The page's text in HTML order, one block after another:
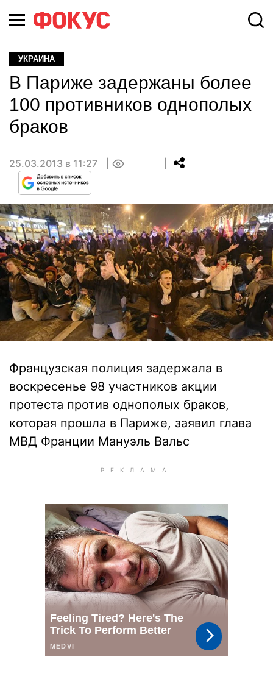
УКРАИНА
В Париже задержаны более
100 противников однополых
браков
25.03.2013 в 11:27
Французская полиция задержала в
воскресенье 98 участников акции
протеста против однополых браков,
которая прошла в Париже, заявил глава
МВД Франции Мануэль Вальс